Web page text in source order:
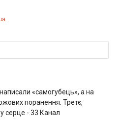
«самогубець», а на
поранення. Третє,
серце - 33 Канал